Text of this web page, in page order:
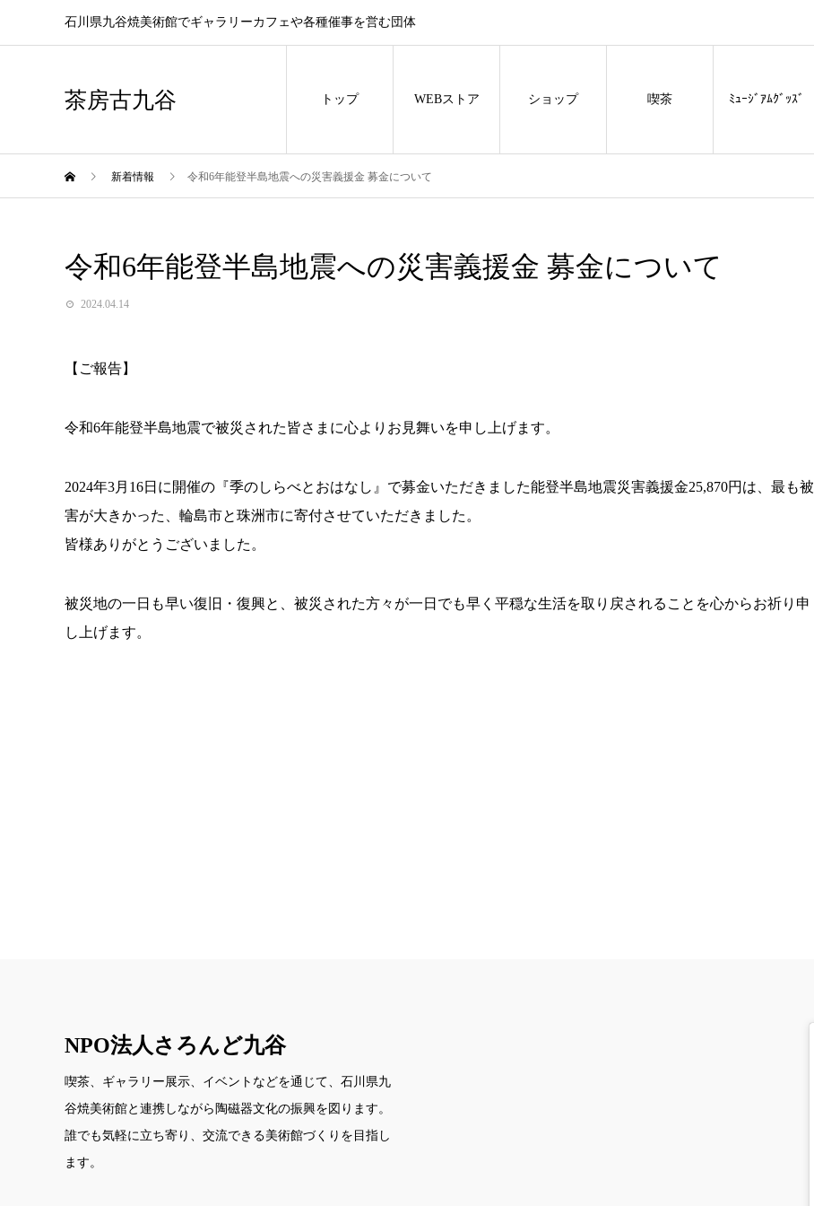
石川県九谷焼美術館でギャラリーカフェや各種催事を営む団体
茶房古九谷 トップ WEBストア ショップ 喫茶 ﾐｭｰｼﾞｱﾑｸﾞｯｽﾞ
新着情報 令和6年能登半島地震への災害義援金 募金について
令和6年能登半島地震への災害義援金 募金について
2024.04.14
【ご報告】
令和6年能登半島地震で被災された皆さまに心よりお見舞いを申し上げます。
2024年3月16日に開催の『季のしらべとおはなし』で募金いただきました能登半島地震災害義援金25,870円は、最も被
害が大きかった、輪島市と珠洲市に寄付させていただきました。
皆様ありがとうございました。
被災地の一日も早い復旧・復興と、被災された方々が一日でも早く平穏な生活を取り戻されることを心からお祈り申
し上げます。
NPO法人さろんど九谷
喫茶、ギャラリー展示、イベントなどを通じて、石川県九
谷焼美術館と連携しながら陶磁器文化の振興を図ります。
誰でも気軽に立ち寄り、交流できる美術館づくりを目指し
ます。